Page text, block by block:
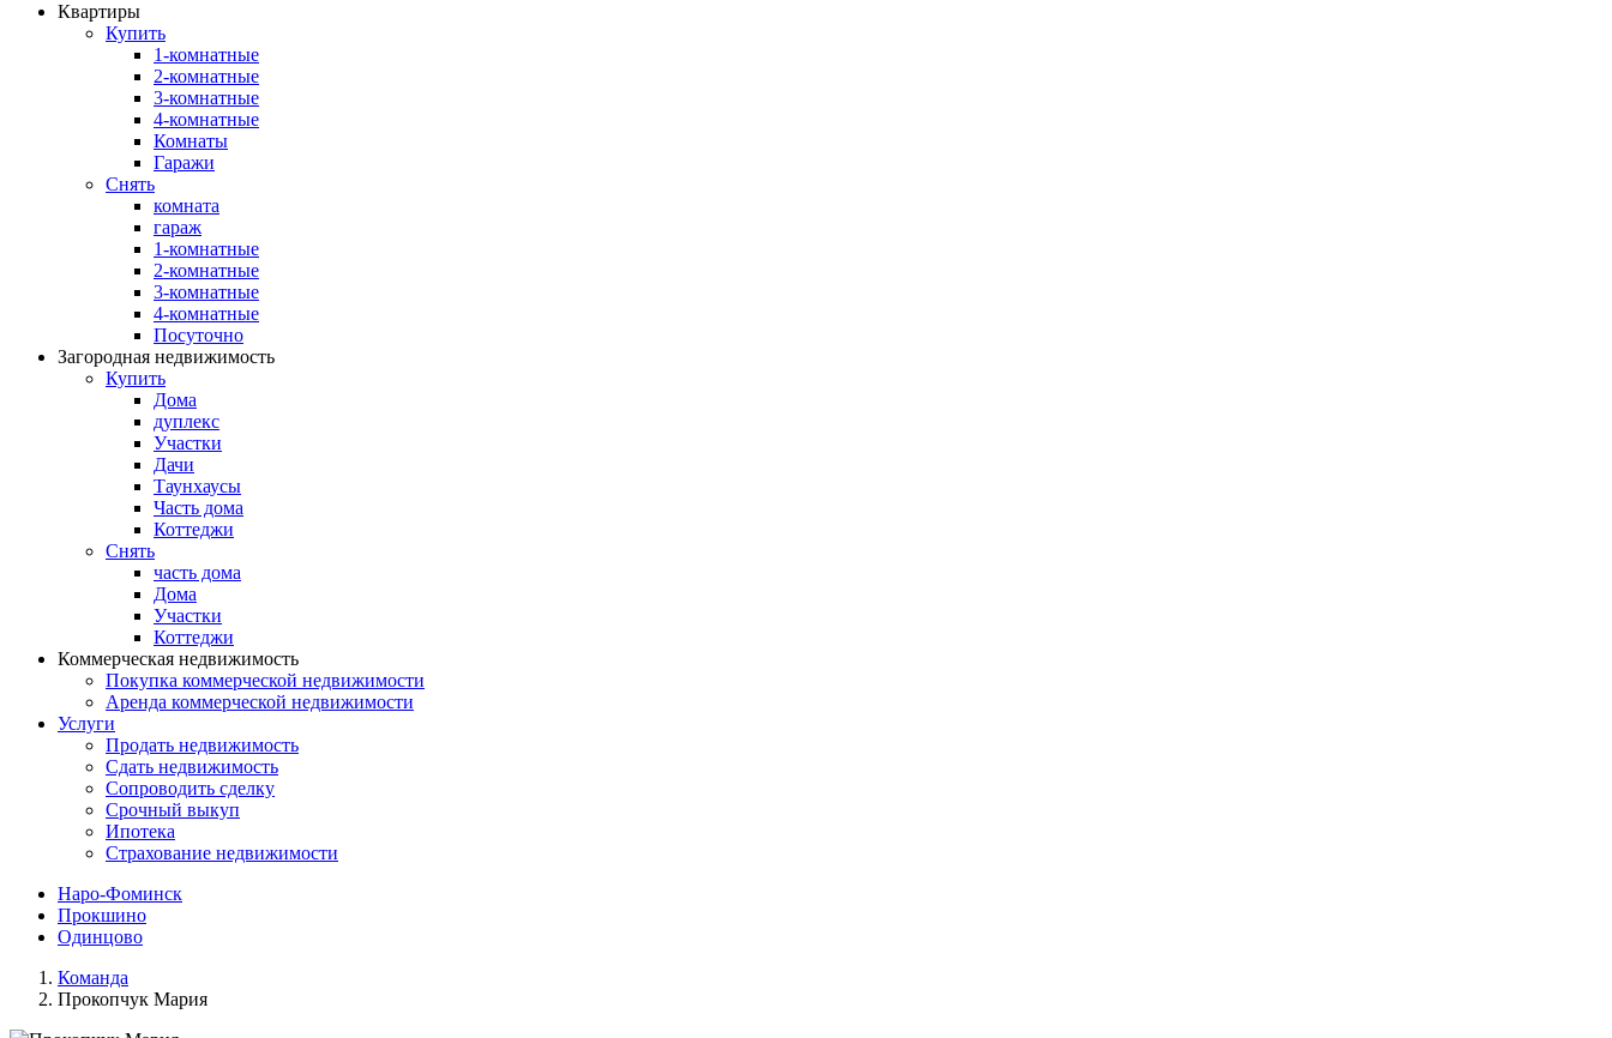
Квартиры
Купить
1-комнатные
2-комнатные
3-комнатные
4-комнатные
Комнаты
Гаражи
Снять
комната
гараж
1-комнатные
2-комнатные
3-комнатные
4-комнатные
Посуточно
Загородная недвижимость
Купить
Дома
дуплекс
Участки
Дачи
Таунхаусы
Часть дома
Коттеджи
Снять
часть дома
Дома
Участки
Коттеджи
Коммерческая недвижимость
Покупка коммерческой недвижимости
Аренда коммерческой недвижимости
Услуги
Продать недвижимость
Сдать недвижимость
Сопроводить сделку
Срочный выкуп
Ипотека
Страхование недвижимости
Наро-Фоминск
Прокшино
Одинцово
Команда
Прокопчук Мария